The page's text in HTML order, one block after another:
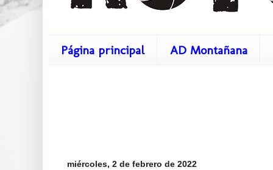
Página principal AD Montañana
miércoles, 2 de febrero de 2022